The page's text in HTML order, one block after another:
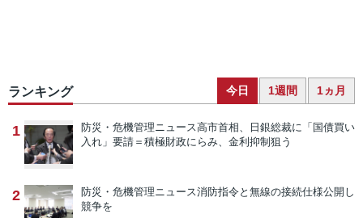
ランキング 今日 1週間 1ヵ月
1 防災・危機管理ニュース高市首相、日銀総裁に「国債買い
入れ」要請＝積極財政にらみ、金利抑制狙う
2 防災・危機管理ニュース消防指令と無線の接続仕様公開し
競争を